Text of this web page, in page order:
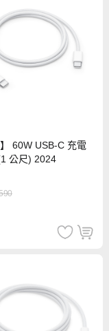
】 60W USB-C 充電
公尺) 2024